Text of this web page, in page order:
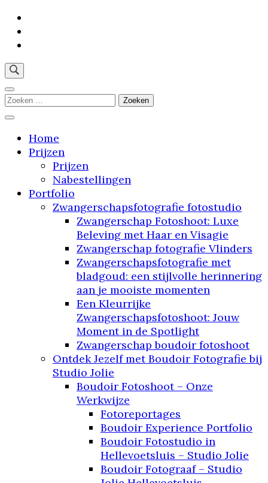
Skip
content
Enter)
"Stap binnen in mijn droomstudio: waar jouw
verhaal tot leven komt"
Zoeken
Home
Prijzen
Prijzen
Nabestellingen
Portfolio
Zwangerschapsfotografie fotostudio
Zwangerschap Fotoshoot: Luxe
Beleving met Haar en Visagie
Zwangerschap fotografie Vlinders
Zwangerschapsfotografie met
bladgoud: een stijlvolle herinnering
aan je mooiste momenten
Een Kleurrijke
Zwangerschapsfotoshoot: Jouw
Moment in de Spotlight
Zwangerschap boudoir fotoshoot
Ontdek Jezelf met Boudoir Fotografie bij
Studio Jolie
Boudoir Fotoshoot – Onze
Werkwijze
Fotoreportages
Boudoir Experience Portfolio
Boudoir Fotostudio in
Hellevoetsluis – Studio Jolie
Boudoir Fotograaf – Studio